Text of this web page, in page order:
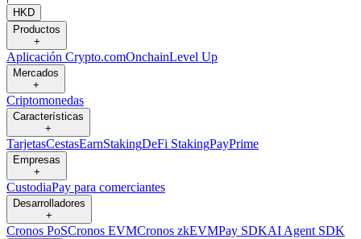
HKD
Productos
+
Aplicación Crypto.comOnchainLevel Up
Mercados
+
Criptomonedas
Características
+
TarjetasCestasEarnStakingDeFi StakingPayPrime
Empresas
+
CustodiaPay para comerciantes
Desarrolladores
+
Cronos PoSCronos EVMCronos zkEVMPay SDKAI Agent SDK